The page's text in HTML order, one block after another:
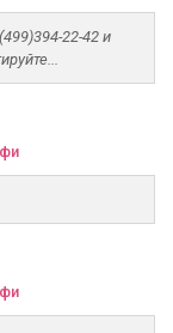
22-42 и